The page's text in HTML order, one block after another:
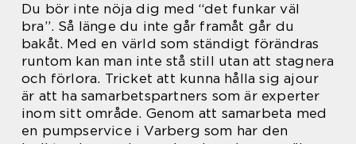
Du bör inte nöja dig med “det funkar väl
bra”. Så länge du inte går framåt går du
bakåt. Med en värld som ständigt förändras
runtom kan man inte stå still utan att stagnera
och förlora. Tricket att kunna hålla sig ajour
är att ha samarbetspartners som är experter
inom sitt område. Genom att samarbeta med
en pumpservice i Varberg som har den